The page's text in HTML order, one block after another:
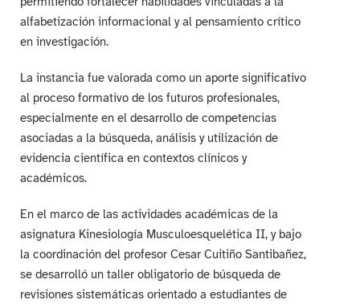
alfabetización informacional y al pensamiento crítico
en investigación.
La instancia fue valorada como un aporte significativo
al proceso formativo de los futuros profesionales,
especialmente en el desarrollo de competencias
asociadas a la búsqueda, análisis y utilización de
evidencia científica en contextos clínicos y
académicos.
En el marco de las actividades académicas de la
asignatura Kinesiología Musculoesquelética II, y bajo
la coordinación del profesor Cesar Cuitiño Santibañez,
se desarrolló un taller obligatorio de búsqueda de
revisiones sistemáticas orientado a estudiantes de